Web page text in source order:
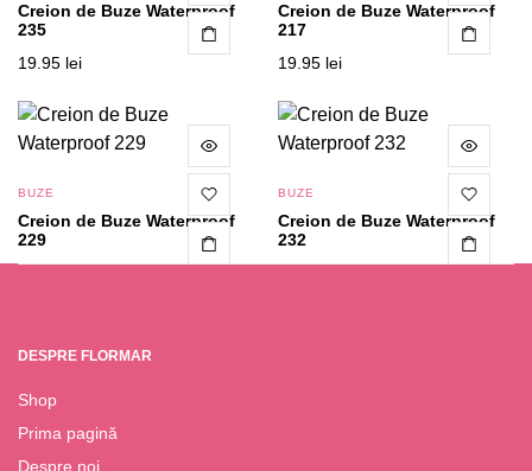
Creion de Buze Waterproof
235
19.95 lei
Creion de Buze Waterproof
217
19.95 lei
BUZE
Creion de Buze Waterproof
229
BUZE
Creion de Buze Waterproof
232
DESPRE FLORMAR
Shop
Prima pagină
Despre noi